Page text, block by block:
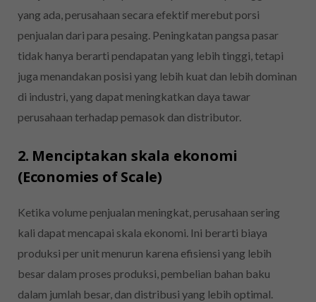
yang ada, perusahaan secara efektif merebut porsi
penjualan dari para pesaing. Peningkatan pangsa pasar
tidak hanya berarti pendapatan yang lebih tinggi, tetapi
juga menandakan posisi yang lebih kuat dan lebih dominan
di industri, yang dapat meningkatkan daya tawar
perusahaan terhadap pemasok dan distributor.
2. Menciptakan skala ekonomi
(Economies of Scale)
Ketika volume penjualan meningkat, perusahaan sering
kali dapat mencapai skala ekonomi. Ini berarti biaya
produksi per unit menurun karena efisiensi yang lebih
besar dalam proses produksi, pembelian bahan baku
dalam jumlah besar, dan distribusi yang lebih optimal.